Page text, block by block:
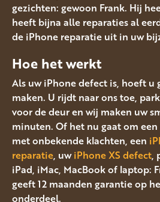
gezichten: gewoon Frank. Hij
heeft bijna alle reparaties al
de iPhone reparatie uit in uw
Hoe het werkt
Als uw iPhone defect is, hoeft u
maken. U rijdt naar ons toe,
voor de deur en wij maken uw
minuten. Of het nu gaat om een
met onbekende klachten, een
reparatie, uwiPhone XS defect,
iPad, iMac, MacBook of laptop:
geeft 12 maanden garantie op
onderdeel.